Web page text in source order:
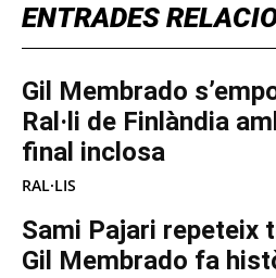
ENTRADES
Gil Membrado
Ral·li de Finlàndia
final inclosa
RAL·LIS
Sami Pajari repeteix
Gil Membrado fa